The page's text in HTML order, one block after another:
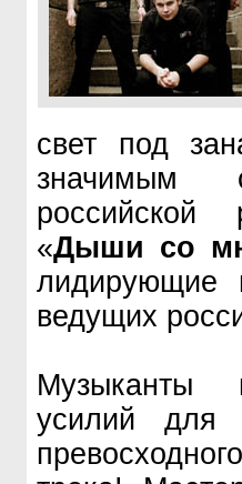
свет под
значимым
«Дыши со
лидирующие
ведущих
Музыканты
усилий для